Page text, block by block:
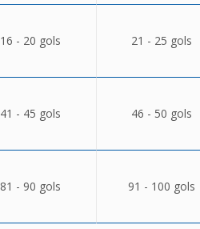
16 - 20 gols 21 - 25 gols
41 - 45 gols 46 - 50 gols
81 - 90 gols 91 - 100 gols